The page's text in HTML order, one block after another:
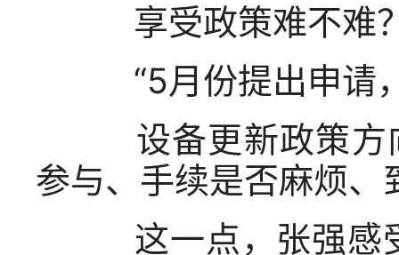
享受政策难不难
“5月份提出申请，
设备更新政策方
参与、手续是否麻烦、
这一点，张强感受